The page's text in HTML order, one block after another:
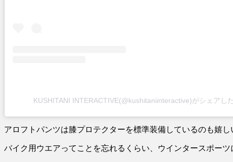
KUSHITANI INTERACTIVE(@kushitaniinteractive)がシェアし
アロフトパンツは膝プロテクターを標準装備しているのも嬉
バイク用ウエアってことを忘れるくらい、ウインタースポーツ